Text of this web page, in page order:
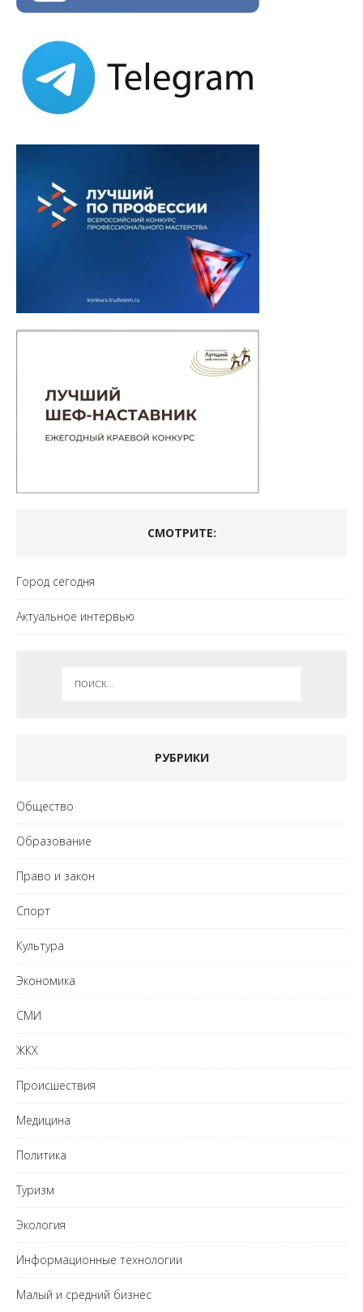
СМОТРИТЕ:
Город сегодня
Актуальное интервью
РУБРИКИ
Общество
Образование
Право и закон
Спорт
Культура
Экономика
СМИ
ЖКХ
Происшествия
Медицина
Политика
Туризм
Экология
Информационные технологии
Малый и средний бизнес